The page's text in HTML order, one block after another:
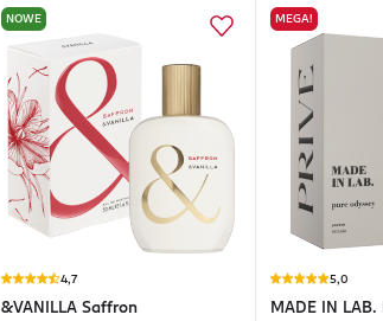
NOWE
4,7
&VANILLA Saffron
MEGA!
5,0
MADE IN LAB.